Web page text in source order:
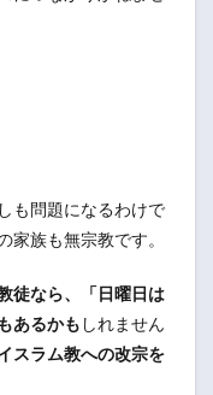
も問題になるわけで
家族も無宗教です。
徒なら、「日曜日は
あるかも しれません
スラム教への改宗を